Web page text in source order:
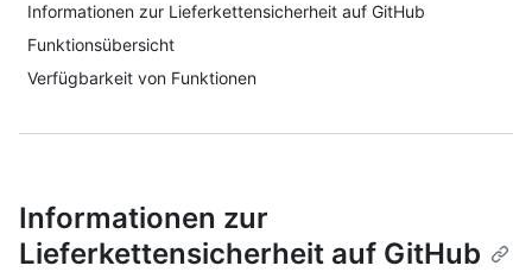
Informationen zur Lieferkettensicherheit auf GitHub
Funktionsübersicht
Verfügbarkeit von Funktionen
Informationen zur
Lieferkettensicherheit auf GitHub